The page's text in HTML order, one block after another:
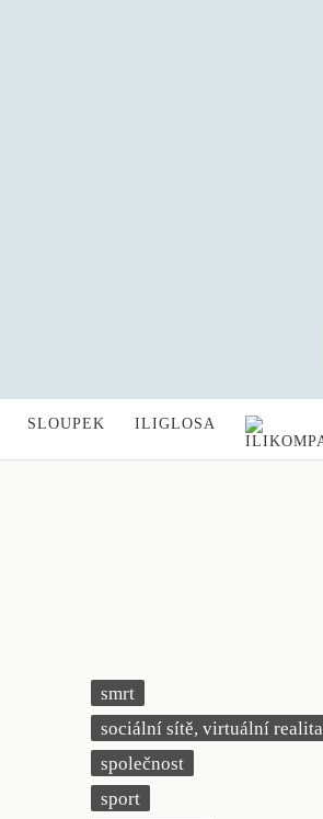
SLOUPEK ILIGLOSA
smrt
sociální sítě, virtuální realita
společnost
sport